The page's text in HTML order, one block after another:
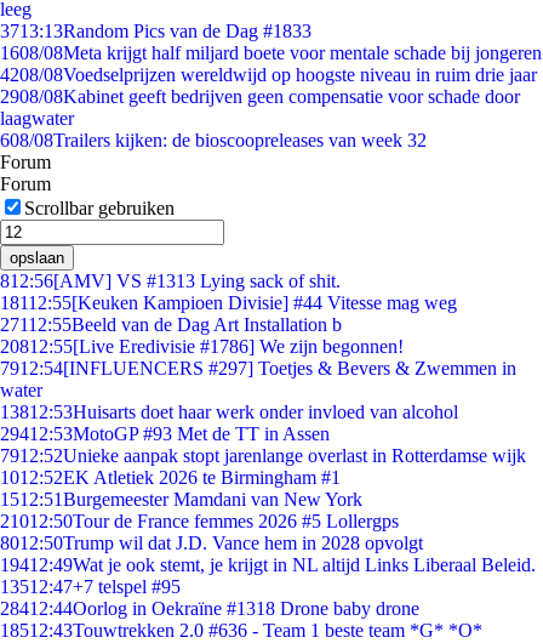
leeg
3713:13Random Pics van de Dag #1833
1608/08Meta krijgt half miljard boete voor mentale schade bij jongeren
4208/08Voedselprijzen wereldwijd op hoogste niveau in ruim drie jaar
2908/08Kabinet geeft bedrijven geen compensatie voor schade door
laagwater
608/08Trailers kijken: de bioscoopreleases van week 32
Forum
Forum
Scrollbar gebruiken
opslaan
812:56[AMV] VS #1313 Lying sack of shit.
18112:55[Keuken Kampioen Divisie] #44 Vitesse mag weg
27112:55Beeld van de Dag Art Installation b
20812:55[Live Eredivisie #1786] We zijn begonnen!
7912:54[INFLUENCERS #297] Toetjes & Bevers & Zwemmen in
water
13812:53Huisarts doet haar werk onder invloed van alcohol
29412:53MotoGP #93 Met de TT in Assen
7912:52Unieke aanpak stopt jarenlange overlast in Rotterdamse wijk
1012:52EK Atletiek 2026 te Birmingham #1
1512:51Burgemeester Mamdani van New York
21012:50Tour de France femmes 2026 #5 Lollergps
8012:50Trump wil dat J.D. Vance hem in 2028 opvolgt
19412:49Wat je ook stemt, je krijgt in NL altijd Links Liberaal Beleid.
13512:47+7 telspel #95
28412:44Oorlog in Oekraïne #1318 Drone baby drone
18512:43Touwtrekken 2.0 #636 - Team 1 beste team *G* *O*